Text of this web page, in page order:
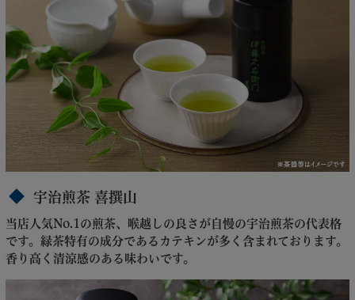
宇治煎茶 喜撰山
当店人気No.1の煎茶、喉越しの良さが自慢の宇治煎茶の代表格
です。緑茶特有の成分であるカテキンが多く含まれております。
香り高く清涼感のある味わいです。